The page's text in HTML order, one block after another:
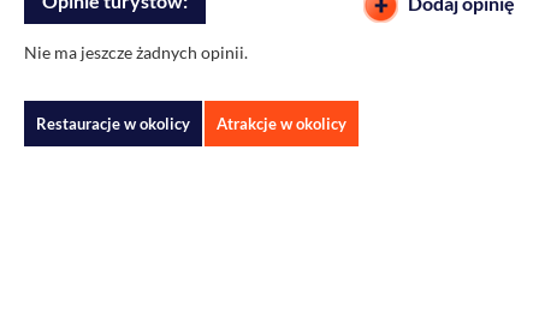
Nie ma jeszcze żadnych opinii.
Restauracje w okolicy Atrakcje w okolicy